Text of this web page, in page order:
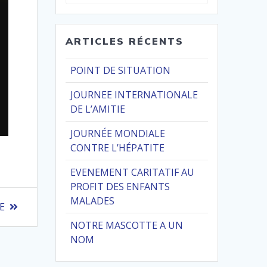
:
ARTICLES RÉCENTS
POINT DE SITUATION
JOURNEE INTERNATIONALE
DE L’AMITIE
JOURNÉE MONDIALE
CONTRE L’HÉPATITE
EVENEMENT CARITATIF AU
PROFIT DES ENFANTS
MALADES
NOTRE MASCOTTE A UN
NOM